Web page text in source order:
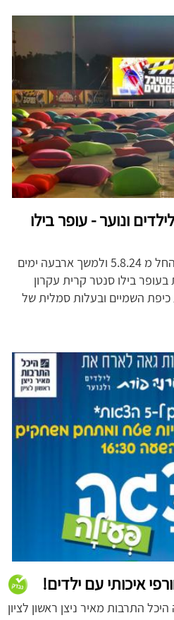
ונוער - עופר בילו
הילדים משועממים בחופש? החל מ 5.8.24 ולמשך ארבעה ימים
בעופר בילו סנטר קרית עקרון
השמיים ובעלות סמלית של
איכותי עם ילדים!
התרבות מאיר ניצן ראשון לציון